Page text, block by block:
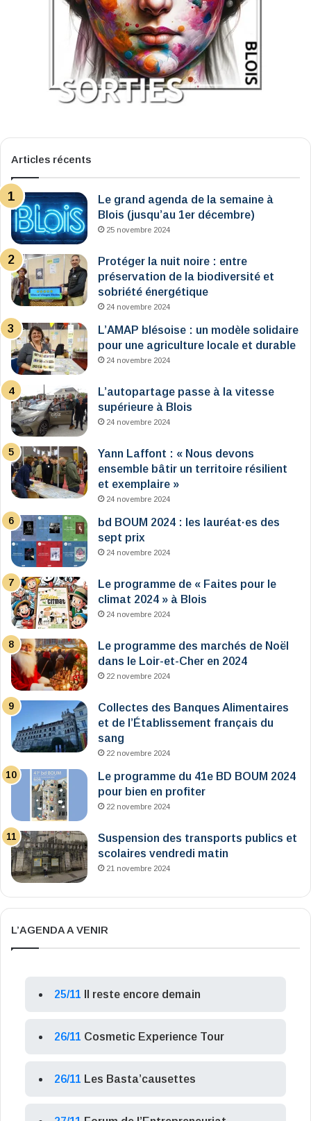
Articles récents
Le grand agenda de la semaine à
Blois (jusqu’au 1er décembre)
25 novembre 2024
Protéger la nuit noire : entre
préservation de la biodiversité et
sobriété énergétique
24 novembre 2024
L’AMAP blésoise : un modèle solidaire
pour une agriculture locale et durable
24 novembre 2024
L’autopartage passe à la vitesse
supérieure à Blois
24 novembre 2024
Yann Laffont : « Nous devons
ensemble bâtir un territoire résilient
et exemplaire »
24 novembre 2024
bd BOUM 2024 : les lauréat·es des
sept prix
24 novembre 2024
Le programme de « Faites pour le
climat 2024 » à Blois
24 novembre 2024
Le programme des marchés de Noël
dans le Loir-et-Cher en 2024
22 novembre 2024
Collectes des Banques Alimentaires
et de l’Établissement français du
sang
22 novembre 2024
Le programme du 41e BD BOUM 2024
pour bien en profiter
22 novembre 2024
Suspension des transports publics et
scolaires vendredi matin
21 novembre 2024
L’AGENDA A VENIR
25/11 Il reste encore demain
26/11 Cosmetic Experience Tour
26/11 Les Basta’causettes